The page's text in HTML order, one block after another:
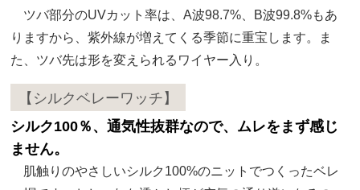
ツバ部分のUVカット率は、A波98.7%、B波99.8%もあ
りますから、紫外線が増えてくる季節に重宝します。ま
た、ツバ先は形を変えられるワイヤー入り。
【シルクベレーワッチ】
シルク100％、通気性抜群なので、ムレをまず感じ
ません。
肌触りのやさしいシルク100%のニットでつくったベレ